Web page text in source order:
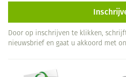
Door op inschrijven te klikken,
nieuwsbrief en gaat u akkoord met